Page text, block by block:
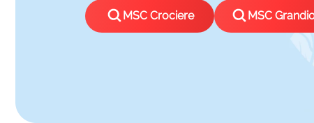
MSC Crociere MSC